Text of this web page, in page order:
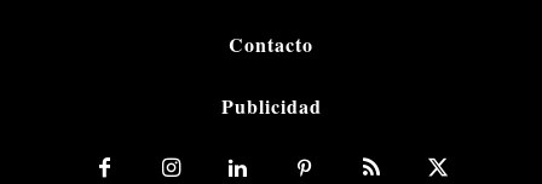
Contacto
Publicidad